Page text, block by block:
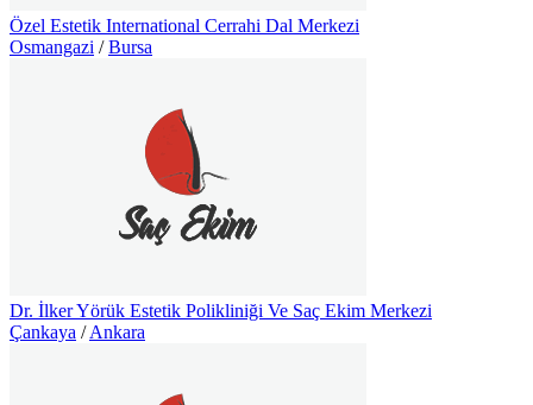
Özel Estetik International Cerrahi Dal Merkezi
Osmangazi /Bursa
Dr. İlker Yörük Estetik Polikliniği Ve Saç Ekim Merkezi
Çankaya /Ankara